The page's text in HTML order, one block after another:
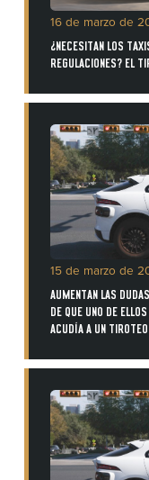
16 de marzo de
¿NECESITAN LOS
REGULACIONES? EL
15 de marzo de
AUMENTAN LAS
DE QUE UNO DE
ACUDÍA A UN